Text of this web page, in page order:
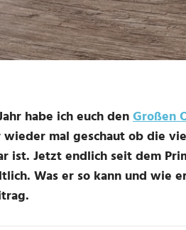
habe ich euch denGroßen
mal geschaut ob die
ist. Jetzt endlich seit dem
Was er so kann und wie